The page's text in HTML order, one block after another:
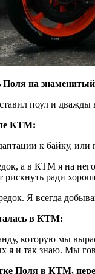
Поля на
поул и дважды
КТМ:
к байку,
а в КТМ я на
рискнуть ради
Я всегда
в КТМ:
которую мы
я и так знаю. Мы
Поля в КТМ,